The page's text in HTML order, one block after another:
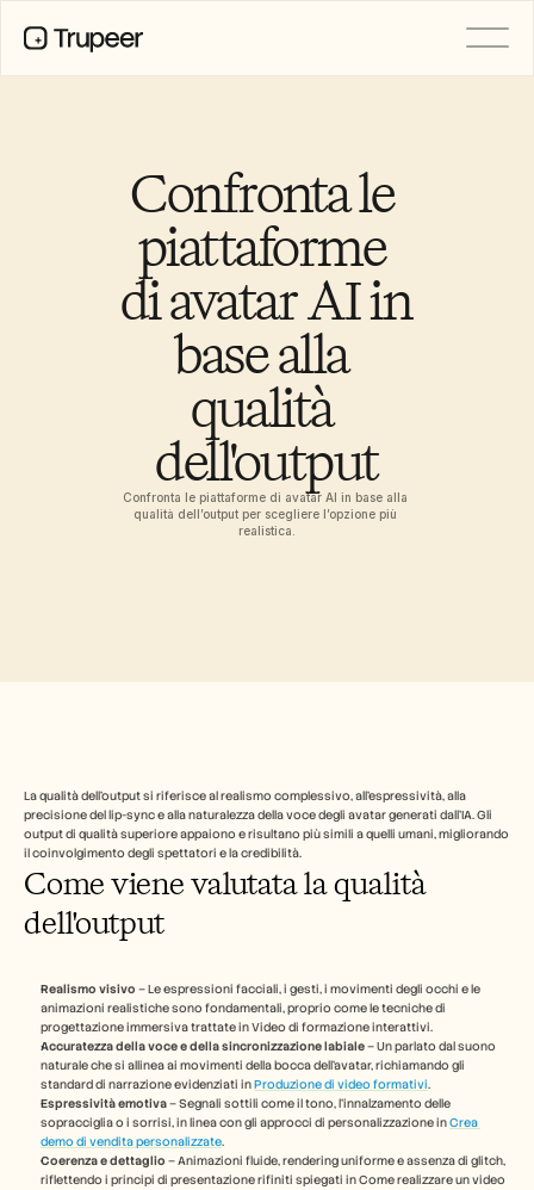
Confronta le
piattaforme
di avatar AI in
base alla
qualità
dell'output
Confronta le piattaforme di avatar AI in base alla
qualità dell’output per scegliere l’opzione più
realistica.
La qualità dell'output si riferisce al realismo complessivo, all'espressività, alla
precisione del lip-sync e alla naturalezza della voce degli avatar generati dall'IA. Gli
output di qualità superiore appaiono e risultano più simili a quelli umani, migliorando
il coinvolgimento degli spettatori e la credibilità.
Come viene valutata la qualità
dell'output
Realismo visivo – Le espressioni facciali, i gesti, i movimenti degli occhi e le
animazioni realistiche sono fondamentali, proprio come le tecniche di
progettazione immersiva trattate in Video di formazione interattivi.
Accuratezza della voce e della sincronizzazione labiale – Un parlato dal suono
naturale che si allinea ai movimenti della bocca dell'avatar, richiamando gli
standard di narrazione evidenziati in Produzione di video formativi.
Espressività emotiva – Segnali sottili come il tono, l'innalzamento delle
sopracciglia o i sorrisi, in linea con gli approcci di personalizzazione in Crea
demo di vendita personalizzate.
Coerenza e dettaglio – Animazioni fluide, rendering uniforme e assenza di glitch,
riflettendo i principi di presentazione rifiniti spiegati in Come realizzare un video
Storie dei clienti
Prezzi
Carriere
Base di conoscenza
Pagine condivise
Registrazione dello schermo AI
Campioni del cambiamento con
Rilasci di Prodotto
Modelli di documenti
Formazione
See more
Prenota una demo